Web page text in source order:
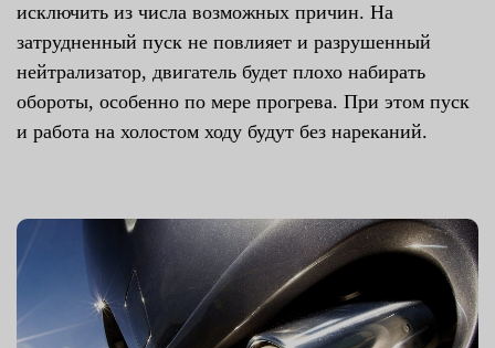
исключить из числа возможных причин. На
затрудненный пуск не повлияет и разрушенный
нейтрализатор, двигатель будет плохо набирать
обороты, особенно по мере прогрева. При этом пуск
и работа на холостом ходу будут без нареканий.